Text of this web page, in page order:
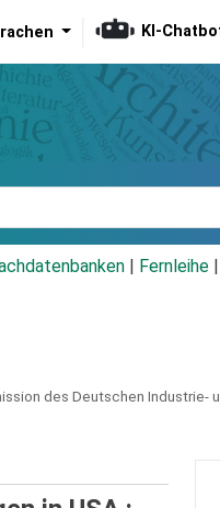
KI-
Fernleihe
des Deutschen Industrie-